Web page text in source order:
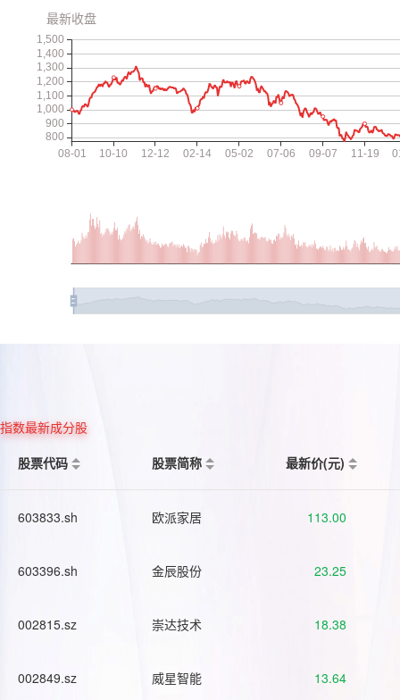
指数最新成分股
股票代码
股票简称 最新价(元)
603833.sh 欧派家居 113.00
603396.sh 金辰股份 23.25
002815.sz 崇达技术 18.38
002849.sz 威星智能 13.64